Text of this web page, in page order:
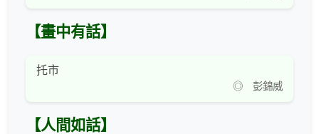
【畫中有話】
托市
◎ 彭錦威
【人間如話】